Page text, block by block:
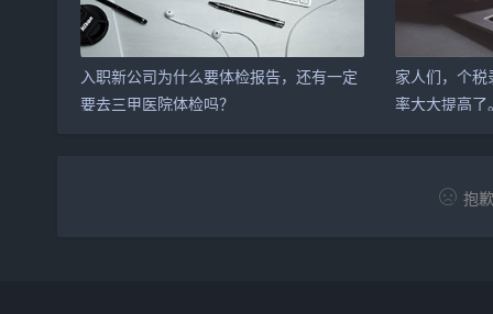
入职新公司为什么要体检报告，还有一定
要去三甲医院体检吗？
家人们，个
率大大提高了
抱